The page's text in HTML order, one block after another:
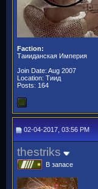
Faction:
Таииданская Империя
Join Date: Aug 2007
Location: Тиид
Posts: 164
02-04-2017, 03:56 PM
thestriks
В запасе